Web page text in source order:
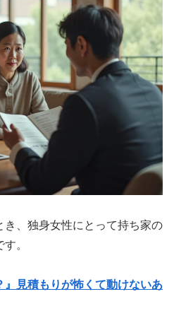
、独身女性にとって持ち家の
。
見積もりが怖くて動けないあ